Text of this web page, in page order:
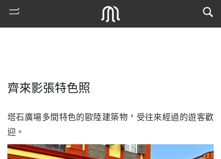
熱
齊來影張特色照
塔石廣場多間特色的歐陸建築物，受往來經過的遊客歡
迎。